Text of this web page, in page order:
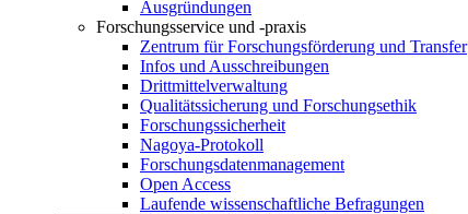
Ausgründungen
Forschungsservice und -praxis
Zentrum für Forschungsförderung und Transfer
Infos und Ausschreibungen
Drittmittelverwaltung
Qualitätssicherung und Forschungsethik
Forschungssicherheit
Nagoya-Protokoll
Forschungsdatenmanagement
Open Access
Laufende wissenschaftliche Befragungen